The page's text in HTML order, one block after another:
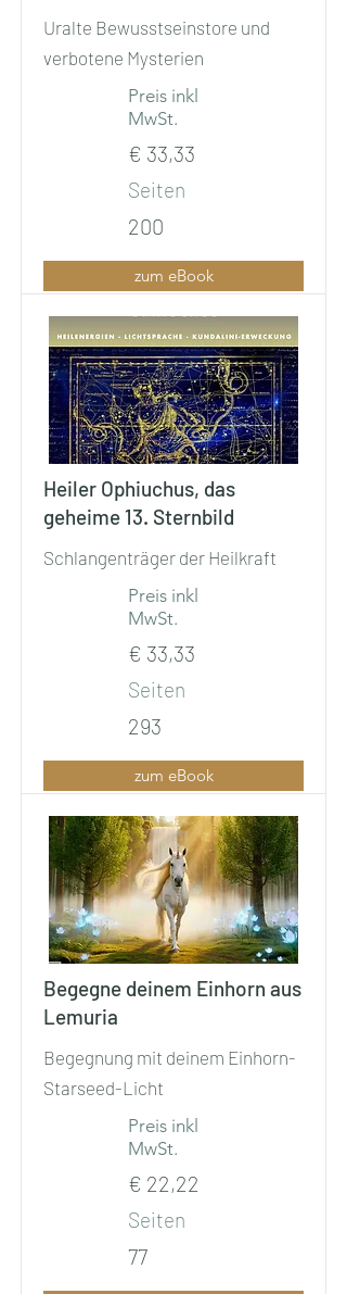
Uralte Bewusstseinstore und
verbotene Mysterien
Preis inkl
MwSt.
€ 33,33
Seiten
200
zum eBook
Heiler Ophiuchus, das
geheime 13. Sternbild
Schlangenträger der Heilkraft
Preis inkl
MwSt.
€ 33,33
Seiten
293
zum eBook
Begegne deinem Einhorn aus
Lemuria
Begegnung mit deinem Einhorn-
Starseed-Licht
Preis inkl
MwSt.
€ 22,22
Seiten
77